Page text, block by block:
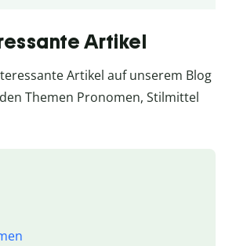
Artikel
Artikel auf unserem Blog
Themen Pronomen, Stilmittel